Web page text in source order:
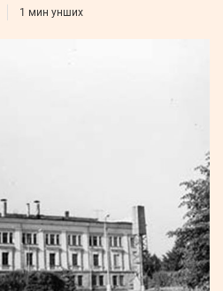
ФОТО
1 мин унших